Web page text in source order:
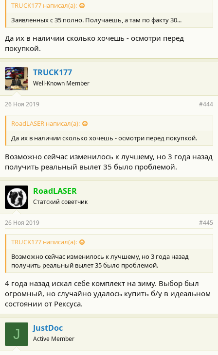
TRUCK177 написал(а):
Заявленных с 35 полно. Получаешь, а там по факту 30...
Да их в наличии сколько хочешь - осмотри перед
покупкой.
TRUCK177
Well-Known Member
26 Ноя 2019 #444
RoadLASER написал(а):
Да их в наличии сколько хочешь - осмотри перед покупкой.
Возможно сейчас изменилось к лучшему, но 3 года назад
получить реальный вылет 35 было проблемой.
RoadLASER
Статский советчик
26 Ноя 2019 #445
TRUCK177 написал(а):
Возможно сейчас изменилось к лучшему, но 3 года назад
получить реальный вылет 35 было проблемой.
4 года назад искал себе комплект на зиму. Выбор был
огромный, но случайно удалось купить б/у в идеальном
состоянии от Рексуса.
J JustDoc
Active Member